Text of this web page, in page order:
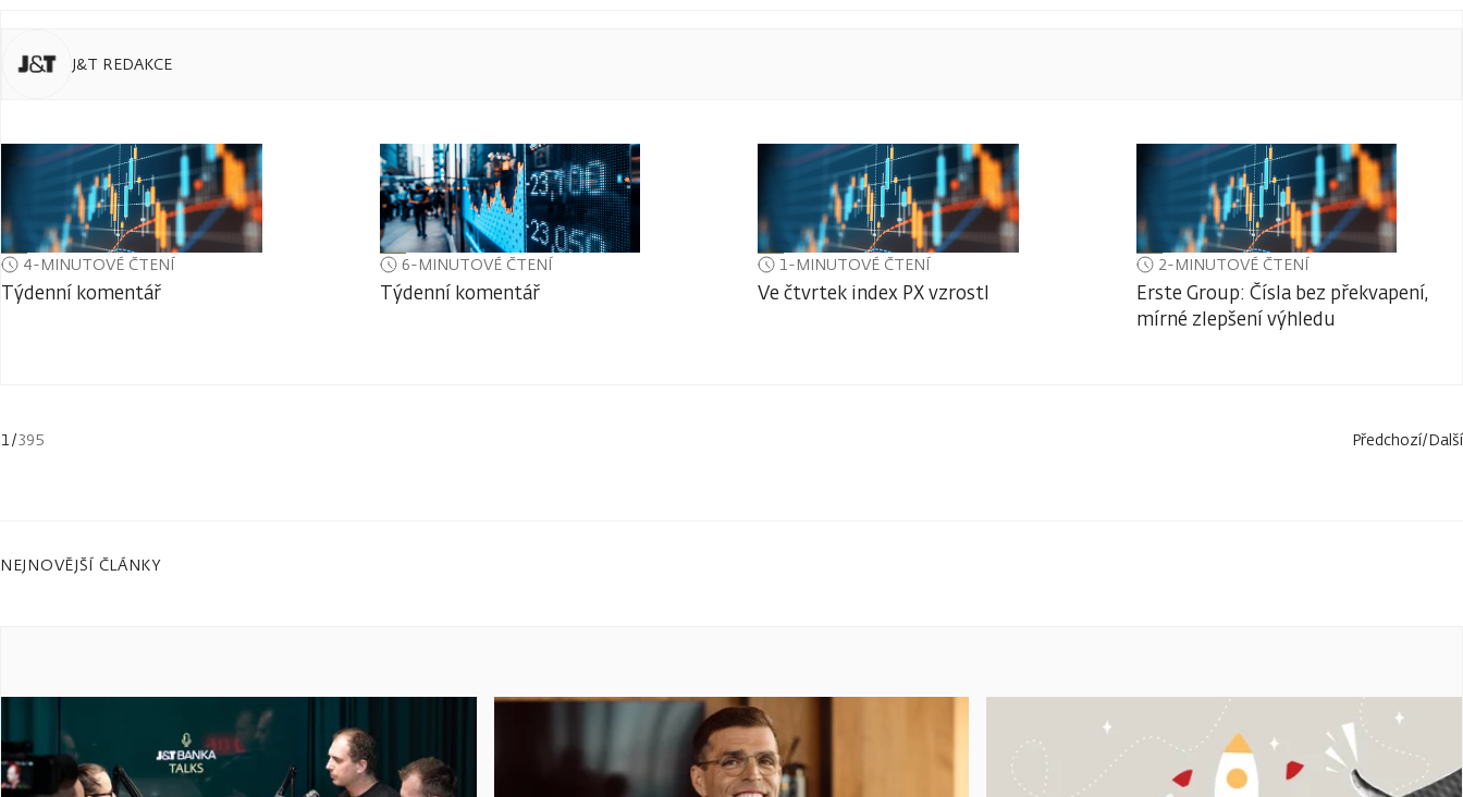
J&T REDAKCE
4-MINUTOVÉ ČTENÍ
Týdenní komentář
6-MINUTOVÉ ČTENÍ
Týdenní komentář
1-MINUTOVÉ ČTENÍ
Ve čtvrtek index PX vzrostl
2-MINUTOVÉ ČTENÍ
Erste Group: Čísla bez překvapení,
mírné zlepšení výhledu
1 /395 Předchozí/Další
NEJNOVĚJŠÍ ČLÁNKY